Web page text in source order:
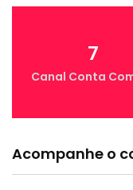
7
Canal Conta
Acompanhe o